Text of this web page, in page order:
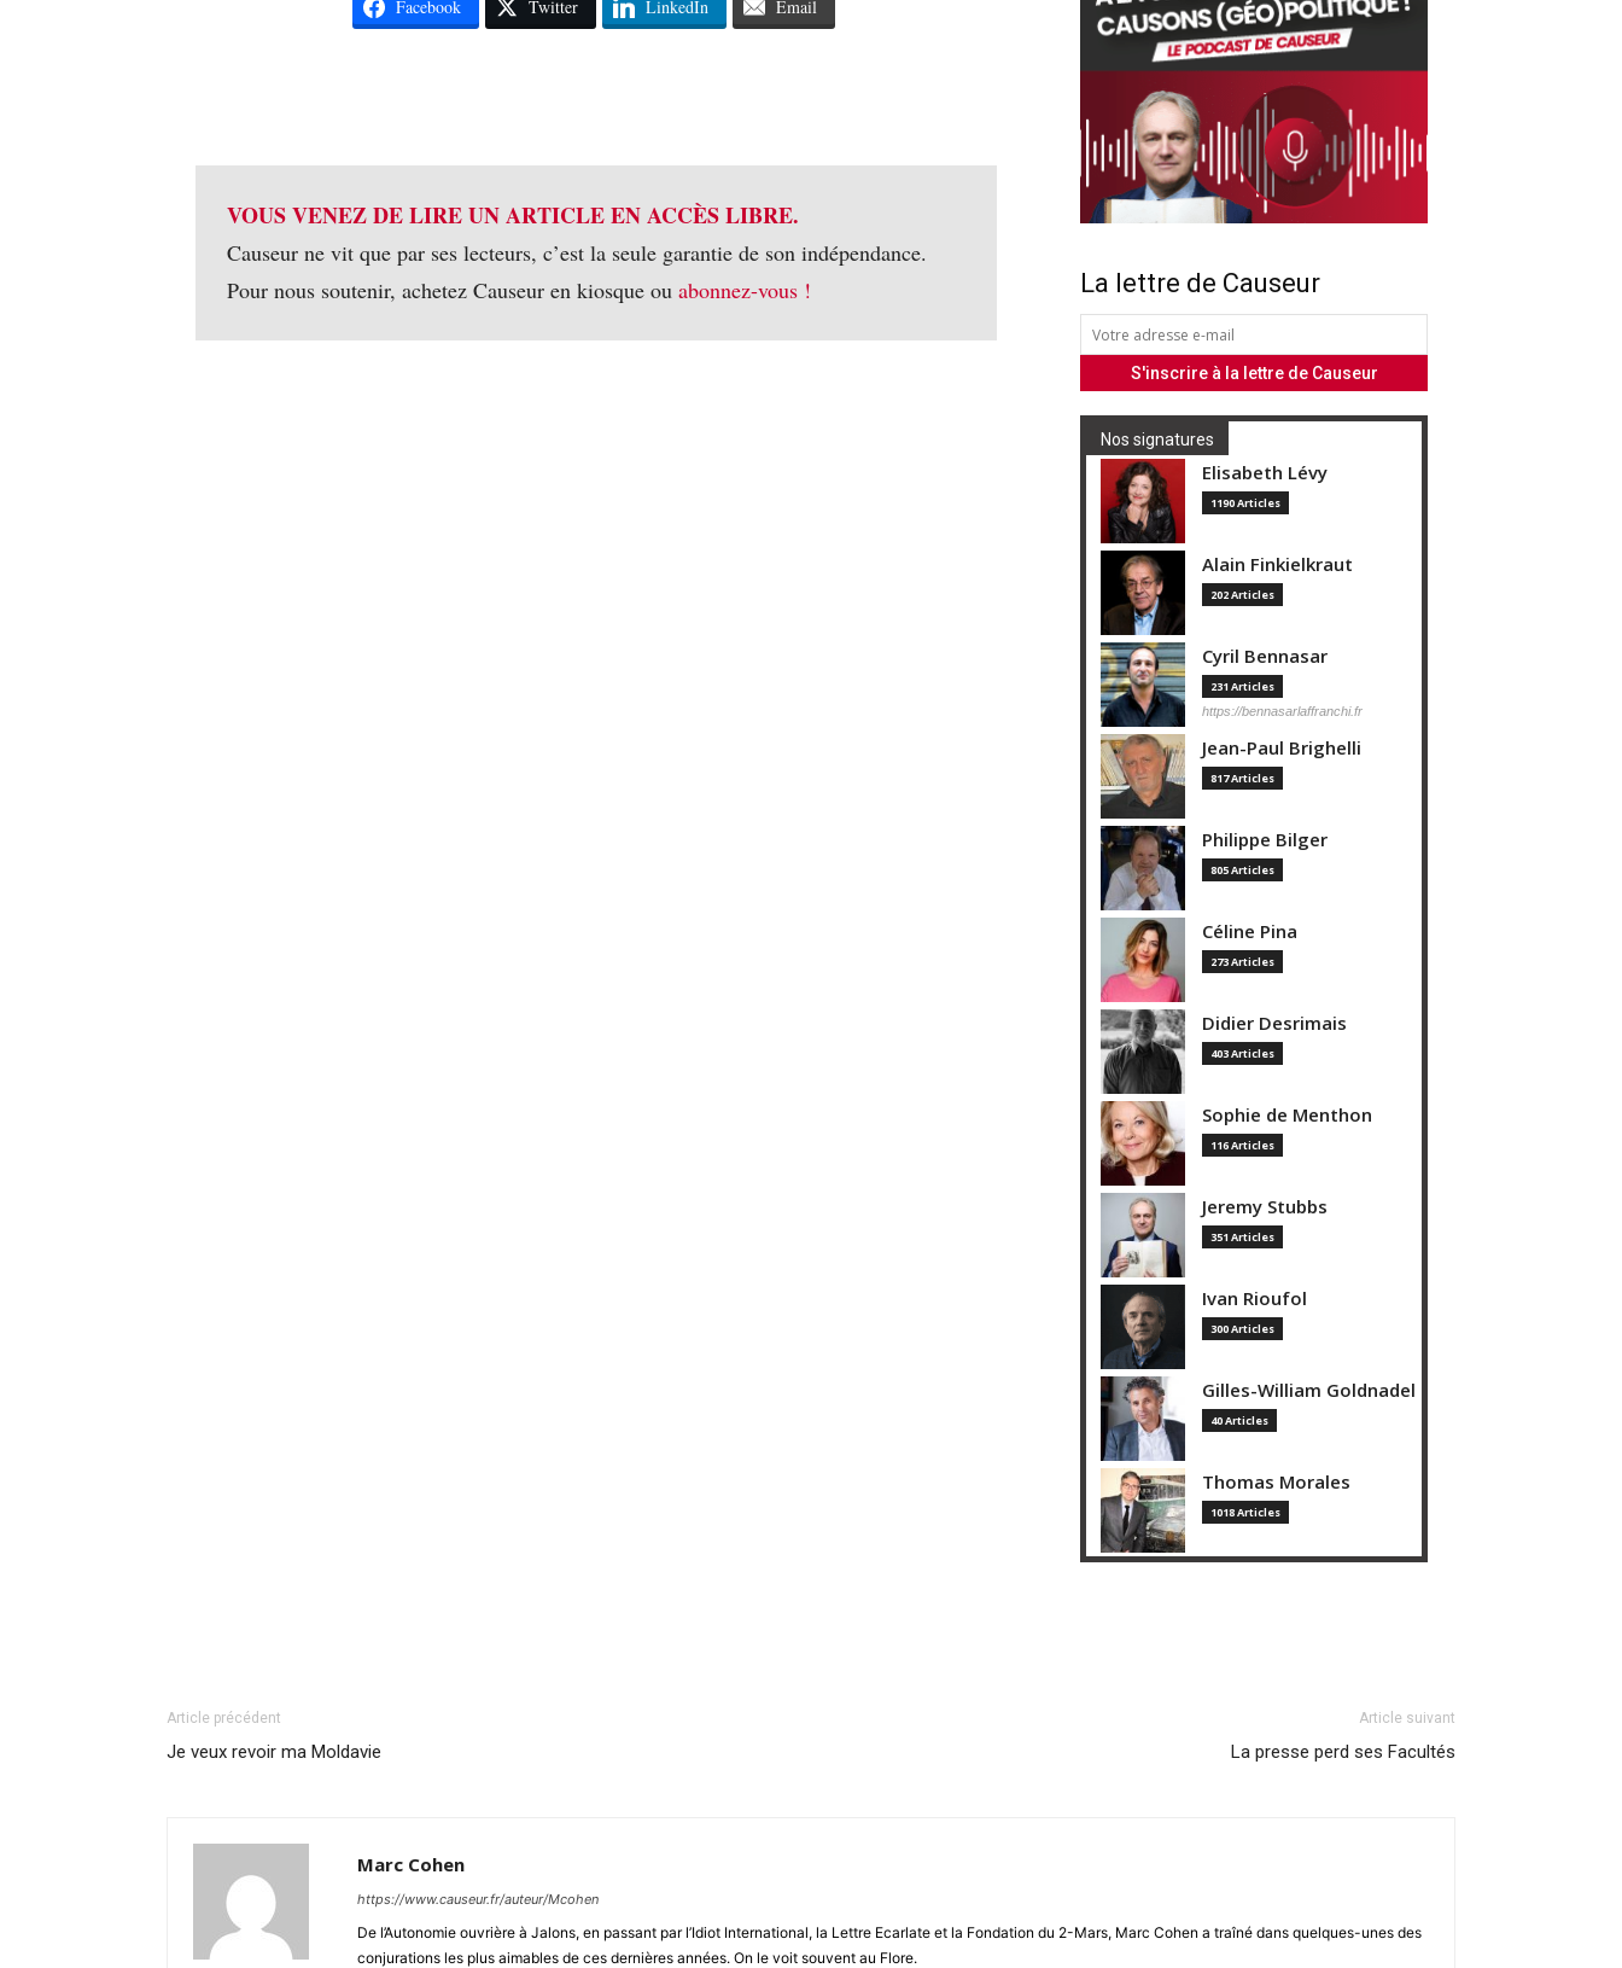
Facebook Twitter LinkedIn Email
VOUS VENEZ DE LIRE UN ARTICLE EN ACCÈS LIBRE.
Causeur ne vit que par ses lecteurs, c’est la seule garantie de son indépendance.
Pour nous soutenir, achetez Causeur en kiosque ou abonnez-vous ! La lettre de Causeur
Nos signatures
Elisabeth Lévy
1190 Articles
Alain Finkielkraut
202 Articles
Cyril Bennasar
231 Articles
https://bennasarlaffranchi.fr
Jean-Paul Brighelli
817 Articles
Philippe Bilger
805 Articles
Céline Pina
273 Articles
Didier Desrimais
403 Articles
Sophie de Menthon
116 Articles
Jeremy Stubbs
351 Articles
Ivan Rioufol
300 Articles
Gilles-William Goldnadel
40 Articles
Thomas Morales
1018 Articles
Article précédent
Je veux revoir ma Moldavie
Article suivant
La presse perd ses Facultés
Marc Cohen
https://www.causeur.fr/auteur/Mcohen
De l’Autonomie ouvrière à Jalons, en passant par l’Idiot International, la Lettre Ecarlate et la Fondation du 2-Mars, Marc Cohen a traîné dans quelques-unes des
conjurations les plus aimables de ces dernières années. On le voit souvent au Flore.